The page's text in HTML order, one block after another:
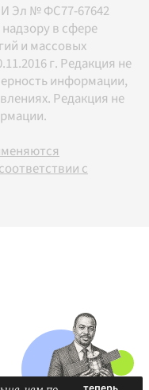
Эл № ФС77-67642
в сфере
и массовых
г. Редакция не
информации,
Редакция не
с